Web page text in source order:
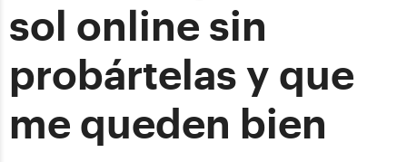
sol online sin
probártelas y que
me queden bien